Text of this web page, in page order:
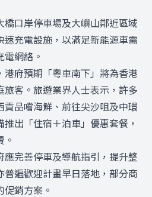
橋口岸停車場及大嶼山鄰近區域
速充電設施，以滿足新能源車需
網絡。
港府預期「粵車南下」將為香港
旅客。旅遊業界人士表示，許多
貢品嚐海鮮、前往尖沙咀及中環
出「住宿＋泊車」優惠套餐，
。
應完善停車及導航指引，提升整
普遍歡迎計畫早日落地，部分商
銷方案。